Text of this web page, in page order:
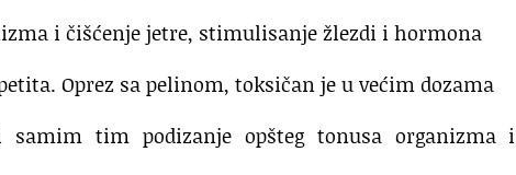
i čišćenje jetre, stimulisanje žlezdi i hormona
Oprez sa pelinom, toksičan je u većim dozama
tim podizanje opšteg tonusa organizma i